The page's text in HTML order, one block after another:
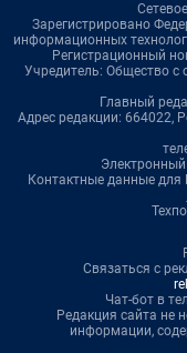
Зарегистрировано
информационных
Регистрационный
Учредитель: Общество с
Главный
Адрес редакции: 664022,
Контактные данные для
Связаться с
Чат-бот в
Редакция сайта не
информации,